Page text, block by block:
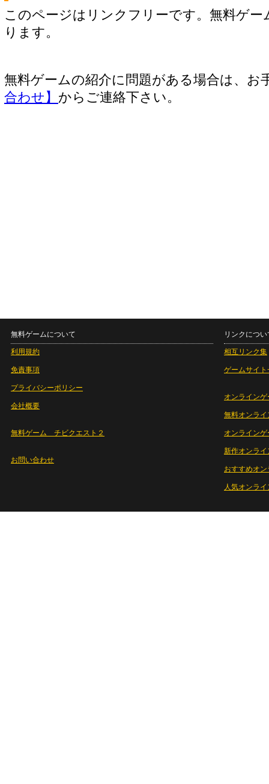
このページはリンクフリーです。無料ゲー
ります。
無料ゲームの紹介に問題がある場合は、お
合わせ】 からご連絡下さい。
無料ゲームについて
利用規約
免責事項
プライバシーポリシー
会社概要
無料ゲーム チビクエスト２
お問い合わせ
リンクについ
相互リンク集
ゲームサイト
オンラインゲ
無料オンライ
オンライン
新作オンライ
おすすめオ
人気オンラ